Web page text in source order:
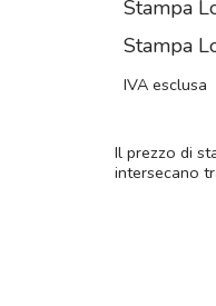
Stampa
Stampa
IVA esclusa
Il prezzo di
intersecano